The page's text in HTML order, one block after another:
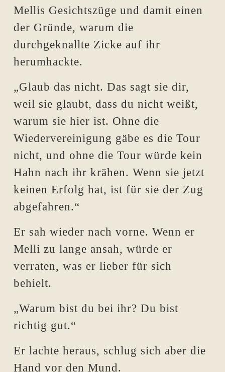
Mellis Gesichtszüge und damit einen
der Gründe, warum die
durchgeknallte Zicke auf ihr
herumhackte.
„Glaub das nicht. Das sagt sie dir,
weil sie glaubt, dass du nicht weißt,
warum sie hier ist. Ohne die
Wiedervereinigung gäbe es die Tour
nicht, und ohne die Tour würde kein
Hahn nach ihr krähen. Wenn sie jetzt
keinen Erfolg hat, ist für sie der Zug
abgefahren.“
Er sah wieder nach vorne. Wenn er
Melli zu lange ansah, würde er
verraten, was er lieber für sich
behielt.
„Warum bist du bei ihr? Du bist
richtig gut.“
Er lachte heraus, schlug sich aber die
Hand vor den Mund.